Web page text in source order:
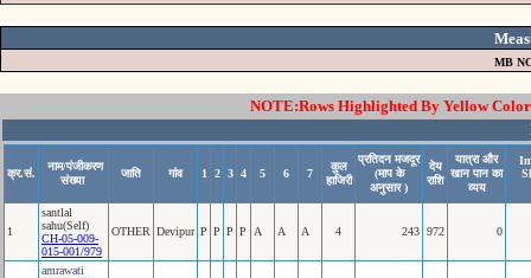
MB
NOTE:Rows Highlighted By Yellow
क्र.सं.
नाम/पंजीकरण
संख्या
जाति गांव 1 2 3 4 5 6 7
कुल
हाजिरी
प्रतिदन मजदूर
(माप के
अनुसार )
देय
राशि
यात्रा और
खान पान का
व्यय
1
santlal
sahu(Self)
CH-05-009-
015-001/979
OTHER Devipur P P P P A A A 4 243 972 0
amrawati